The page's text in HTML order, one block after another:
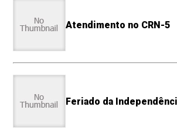
Atendimento no CRN-5
Feriado da